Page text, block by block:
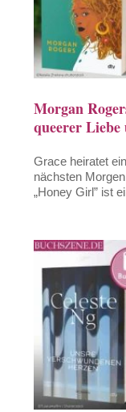
Morgan
queerer
Grace heiratet
nächsten
„Honey Girl” ist